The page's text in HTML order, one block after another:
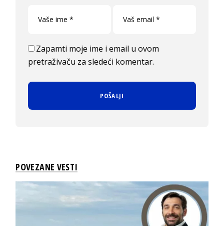
Zapamti moje ime i email u ovom
pretraživaču za sledeći komentar.
POVEZANE VESTI